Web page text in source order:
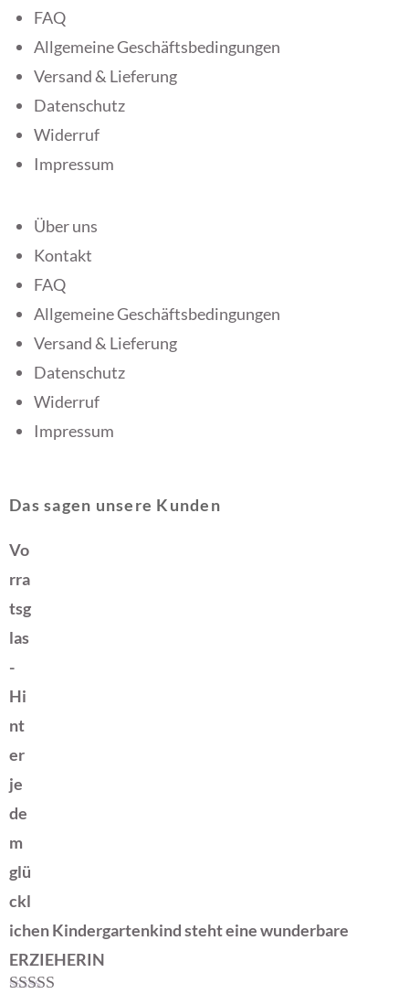
FAQ
Allgemeine Geschäftsbedingungen
Versand & Lieferung
Datenschutz
Widerruf
Impressum
Über uns
Kontakt
FAQ
Allgemeine Geschäftsbedingungen
Versand & Lieferung
Datenschutz
Widerruf
Impressum
Das sagen unsere Kunden
Vo
rra
tsg
las
-
Hi
nt
er
je
de
m
glü
ckl
ichen Kindergartenkind steht eine wunderbare
ERZIEHERIN